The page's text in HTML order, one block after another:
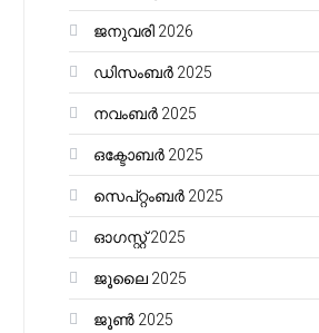
ജനുവരി 2026
ഡിസംബർ 2025
നവംബർ 2025
ഒക്ടോബർ 2025
സെപ്റ്റംബർ 2025
ഓഗസ്റ്റ്‌ 2025
ജൂലൈ 2025
ജൂൺ 2025